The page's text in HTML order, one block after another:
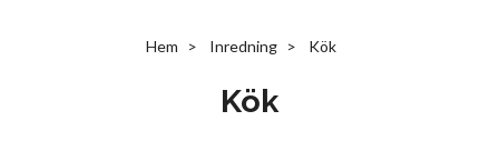
Hem Inredning Kök
Kök